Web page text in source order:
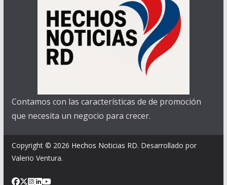
Contamos con las características de de promoción
que necesita un negocio para crecer.
Copyright © 2026 Hechos Noticias RD. Desarrollado por
Valerio Ventura.